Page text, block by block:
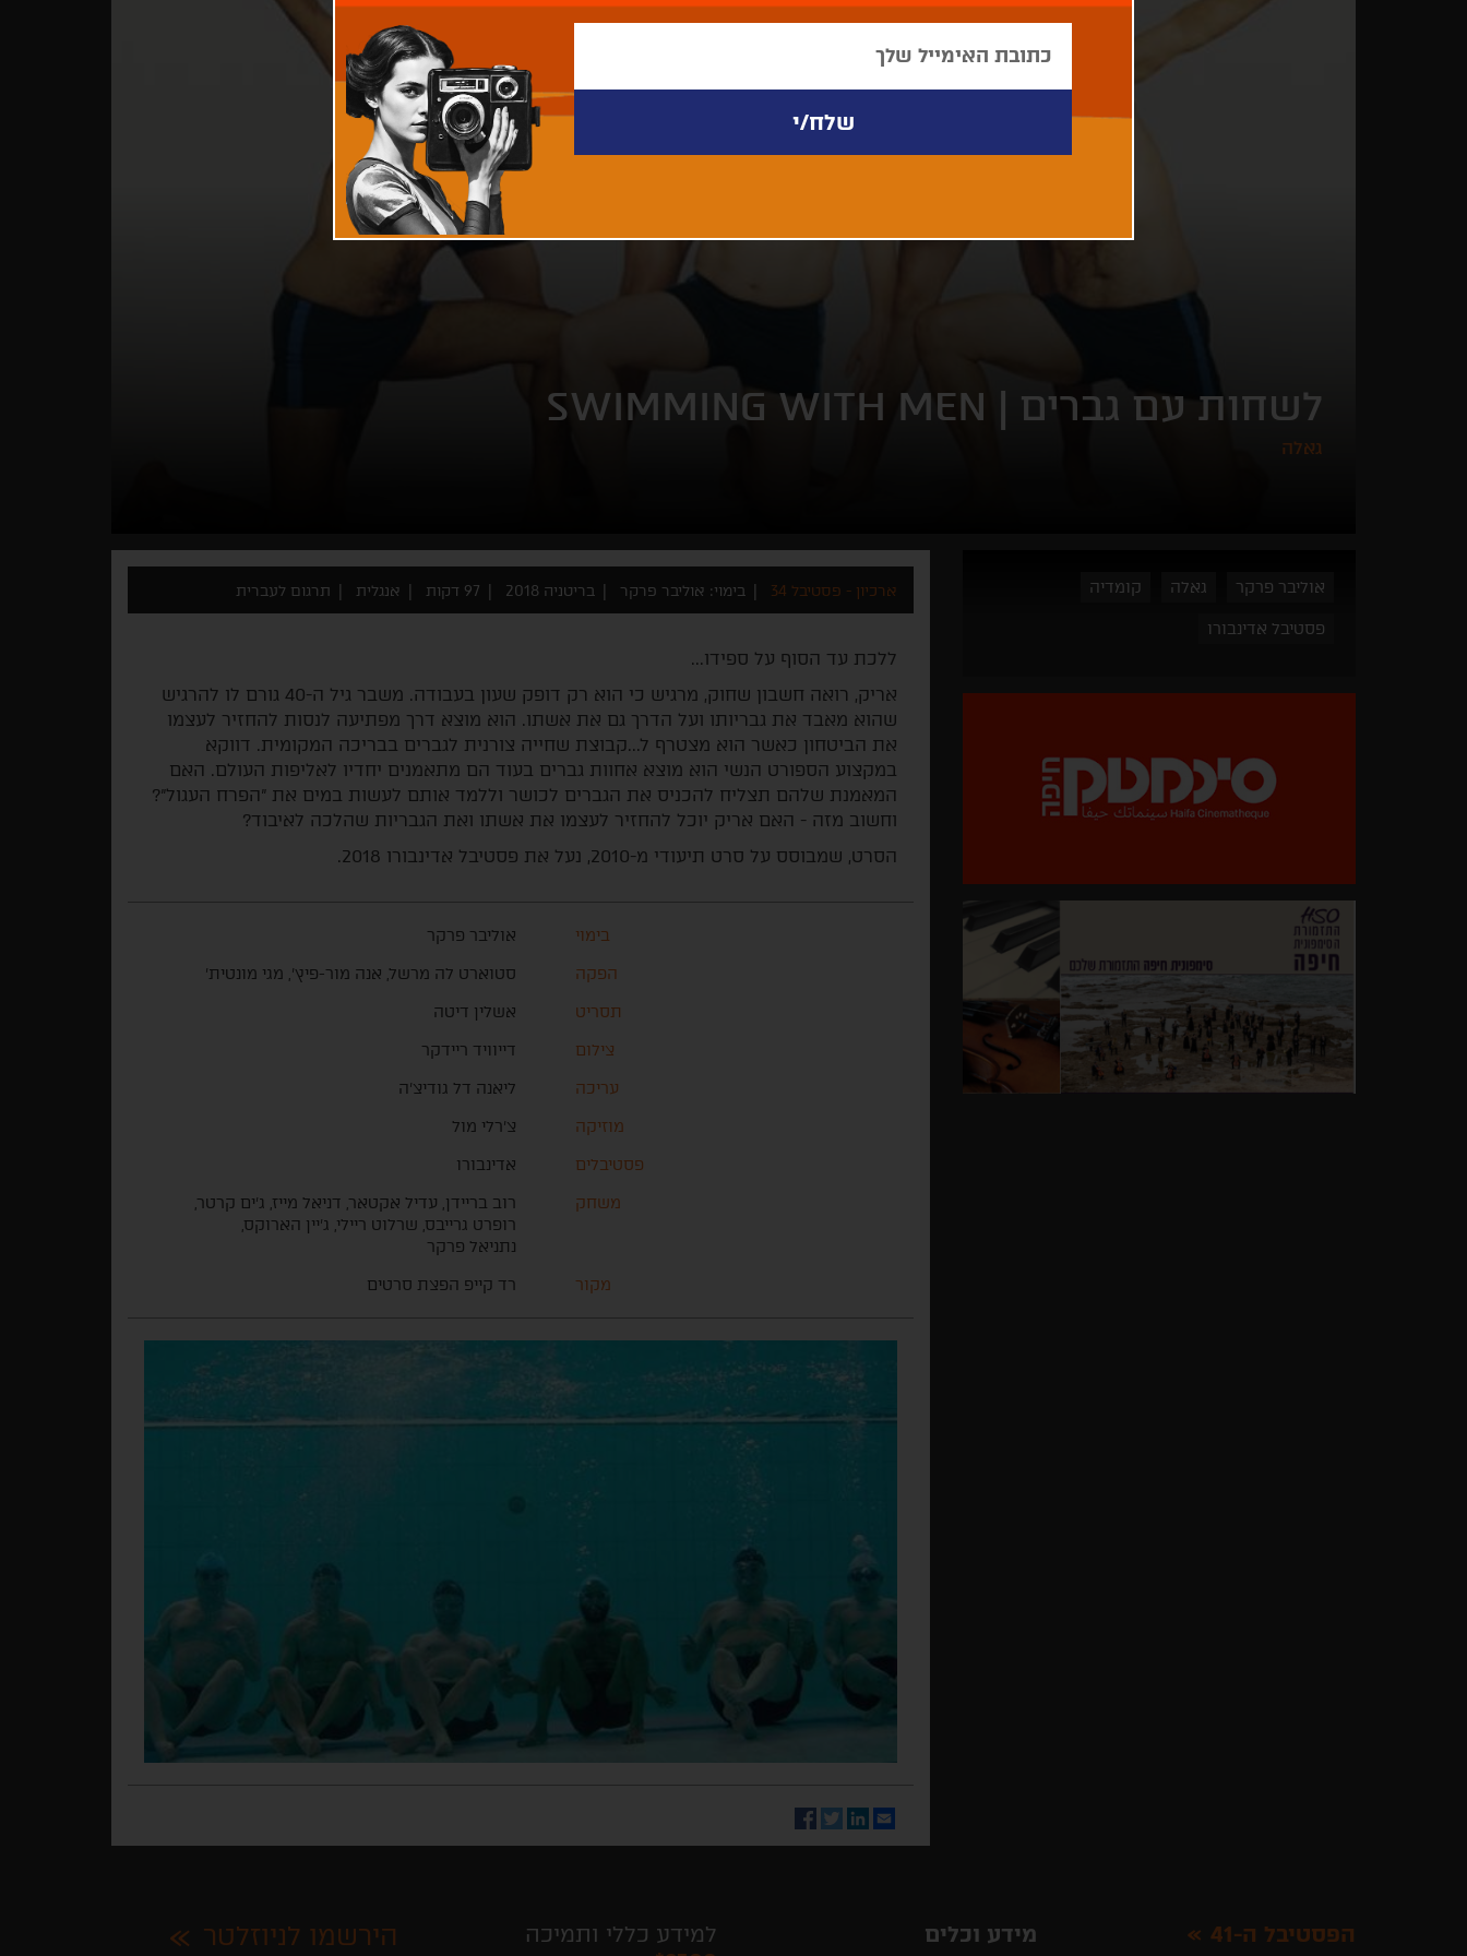
לשחות עם גברים | SWIMMING WITH MEN
גאלה
אוליבר פרקר גאלה קומדיה
פסטיבל אדינבורו
ארכיון - פסטיבל 34 בימוי: אוליבר פרקר בריטניה 2018 97 דקות אנגלית תרגום לעברית
ללכת עד הסוף על ספידו...
אריק, רואה חשבון שחוק, מרגיש כי הוא רק דופק שעון בעבודה. משבר גיל ה-40 גורם לו להרגיש
שהוא מאבד את גבריותו ועל הדרך גם את אשתו. הוא מוצא דרך מפתיעה לנסות להחזיר לעצמו
את הביטחון כאשר הוא מצטרף ל...קבוצת שחייה צורנית לגברים בבריכה המקומית. דווקא
במקצוע הספורט הנשי הוא מוצא אחוות גברים בעוד הם מתאמנים יחדיו לאליפות העולם. האם
המאמנת שלהם תצליח להכניס את הגברים לכושר וללמד אותם לעשות במים את "הפרח העגול"?
וחשוב מזה - האם אריק יוכל להחזיר לעצמו את אשתו ואת הגבריות שהלכה לאיבוד?
הסרט, שמבוסס על סרט תיעודי מ-2010, נעל את פסטיבל אדינבורו 2018.
בימוי
אוליבר פרקר
הפקה
סטוארט לה מרשל, אנה מור-פיץ', מגי מונטית'
תסריט
אשלין דיטה
צילום
דייוויד ריידקר
עריכה
ליאנה דל גודיצ'ה
מוזיקה
צ'רלי מול
פסטיבלים
אדינבורו
משחק
רוב בריידן, עדיל אקטאר, דניאל מייז, ג'ים קרטר,
רופרט גרייבס, שרלוט ריילי, ג'יין הארוקס,
נתניאל פרקר
מקור
רד קייפ הפצת סרטים
Email
LinkedIn
Twitter
Facebook
הפסטיבל ה-41 מידע וכלים
למידע כללי ותמיכה
הירשמו לניוזלטר